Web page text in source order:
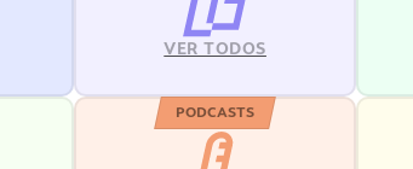
VER TODOS
PODCASTS